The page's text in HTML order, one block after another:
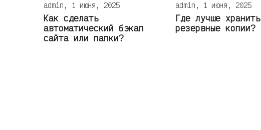
admin, 1 июня, 2025
Как сделать
автоматический бэкап
сайта или папки?
admin, 1 июня, 2025
Где лучше хранить
резервные копии?